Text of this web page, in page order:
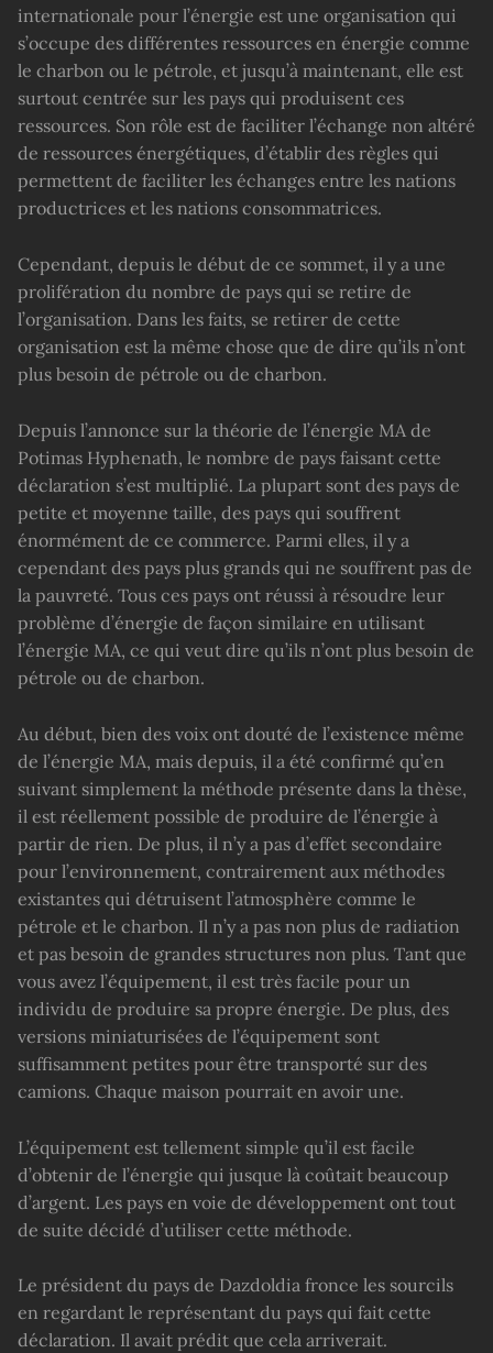
internationale pour l’énergie est une organisation qui
s’occupe des différentes ressources en énergie comme
le charbon ou le pétrole, et jusqu’à maintenant, elle est
surtout centrée sur les pays qui produisent ces
ressources. Son rôle est de faciliter l’échange non altéré
de ressources énergétiques, d’établir des règles qui
permettent de faciliter les échanges entre les nations
productrices et les nations consommatrices.
Cependant, depuis le début de ce sommet, il y a une
prolifération du nombre de pays qui se retire de
l’organisation. Dans les faits, se retirer de cette
organisation est la même chose que de dire qu’ils n’ont
plus besoin de pétrole ou de charbon.
Depuis l’annonce sur la théorie de l’énergie MA de
Potimas Hyphenath, le nombre de pays faisant cette
déclaration s’est multiplié. La plupart sont des pays de
petite et moyenne taille, des pays qui souffrent
énormément de ce commerce. Parmi elles, il y a
cependant des pays plus grands qui ne souffrent pas de
la pauvreté. Tous ces pays ont réussi à résoudre leur
problème d’énergie de façon similaire en utilisant
l’énergie MA, ce qui veut dire qu’ils n’ont plus besoin de
pétrole ou de charbon.
Au début, bien des voix ont douté de l’existence même
de l’énergie MA, mais depuis, il a été confirmé qu’en
suivant simplement la méthode présente dans la thèse,
il est réellement possible de produire de l’énergie à
partir de rien. De plus, il n’y a pas d’effet secondaire
pour l’environnement, contrairement aux méthodes
existantes qui détruisent l’atmosphère comme le
pétrole et le charbon. Il n’y a pas non plus de radiation
et pas besoin de grandes structures non plus. Tant que
vous avez l’équipement, il est très facile pour un
individu de produire sa propre énergie. De plus, des
versions miniaturisées de l’équipement sont
suffisamment petites pour être transporté sur des
camions. Chaque maison pourrait en avoir une.
L’équipement est tellement simple qu’il est facile
d’obtenir de l’énergie qui jusque là coûtait beaucoup
d’argent. Les pays en voie de développement ont tout
de suite décidé d’utiliser cette méthode.
Le président du pays de Dazdoldia fronce les sourcils
en regardant le représentant du pays qui fait cette
déclaration. Il avait prédit que cela arriverait.